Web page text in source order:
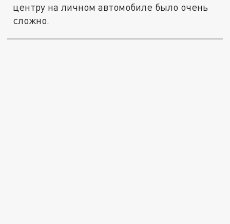
центру на личном автомобиле было очень
сложно.